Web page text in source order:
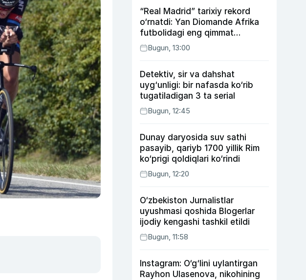
“Real Madrid” tarixiy rekord
o‘rnatdi: Yan Diomande Afrika
futbolidagi eng qimmat
transferga aylandi
Bugun, 13:00
Detektiv, sir va dahshat
uyg‘unligi: bir nafasda ko‘rib
tugatiladigan 3 ta serial
Bugun, 12:45
Dunay daryosida suv sathi
pasayib, qariyb 1700 yillik Rim
ko‘prigi qoldiqlari ko‘rindi
Bugun, 12:20
O‘zbekiston Jurnalistlar
uyushmasi qoshida Blogerlar
ijodiy kengashi tashkil etildi
Bugun, 11:58
Instagram: O‘g‘lini uylantirgan
Rayhon Ulasenova, nikohining